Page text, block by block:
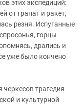
этих экспедиций:
от гранат и ракет,
резня. Испуганные
горцы
дрались и
уже было кончено
трагедия
и культурной